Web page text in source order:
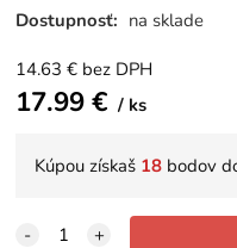
Dostupnosť: na sklade
14.63 € bez DPH
17.99€ ks
Kúpou získaš 18 bodov